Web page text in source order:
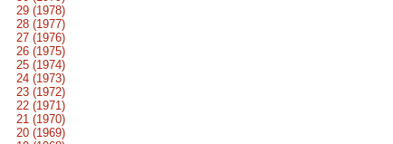
29 (1978)
28 (1977)
27 (1976)
26 (1975)
25 (1974)
24 (1973)
23 (1972)
22 (1971)
21 (1970)
20 (1969)